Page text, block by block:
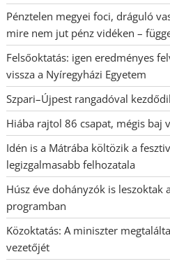
Pénztelen megyei foci, dráguló
mire nem jut pénz vidéken –
Felsőoktatás: igen eredményes
vissza a Nyíregyházi Egyetem
Szpari–Újpest rangadóval
Hiába rajtol 86 csapat, mégis baj
Idén is a Mátrába költözik a
legizgalmasabb felhozatala
Húsz éve dohányzók is leszoktak
programban
Közoktatás: A miniszter
vezetőjét